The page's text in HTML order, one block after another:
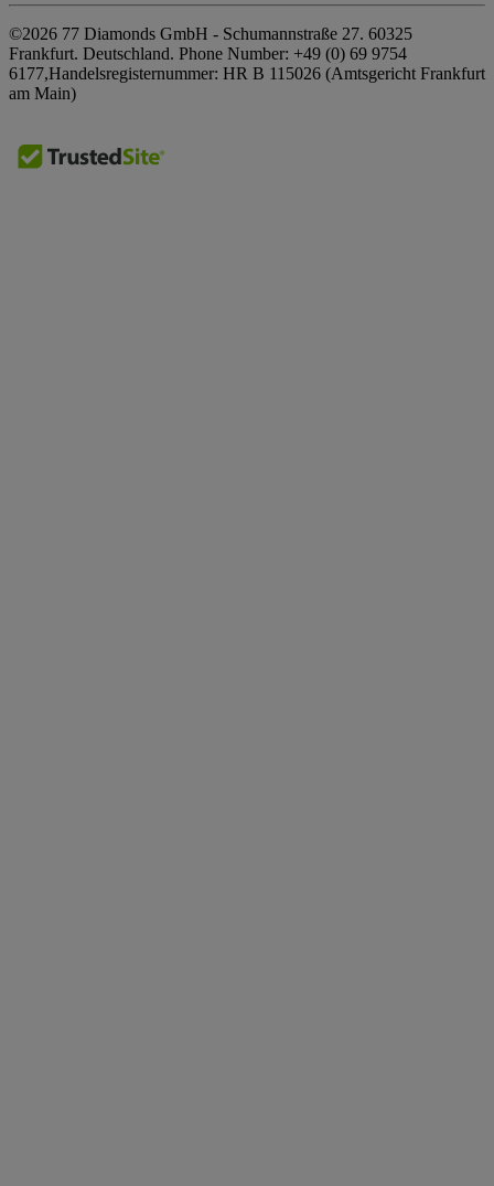
©2026 77 Diamonds GmbH - Schumannstraße 27. 60325
Frankfurt. Deutschland. Phone Number: +49 (0) 69 9754
6177,Handelsregisternummer: HR B 115026 (Amtsgericht Frankfurt
am Main)